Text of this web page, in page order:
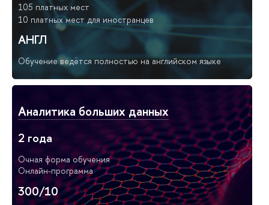
105 платных мест
10 платных мест для иностранцев
АНГЛ
Обучение ведётся полностью на английском языке
Аналитика больших данных
2 года
Очная форма обучения
Онлайн-программа
300/10